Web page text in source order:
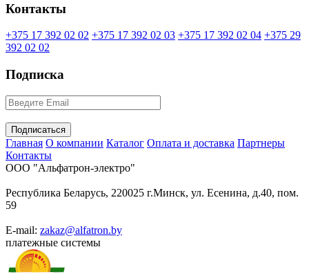
Контакты
+375 17 392 02 02 +375 17 392 02 03 +375 17 392 02 04 +375 29
392 02 02
Подписка
Главная О компании Каталог Оплата и доставка Партнеры
Контакты
ООО "Альфатрон-электро"
Республика Беларусь, 220025 г.Минск, ул. Есенина, д.40, пом.
59
E-mail: zakaz@alfatron.by
платежные системы